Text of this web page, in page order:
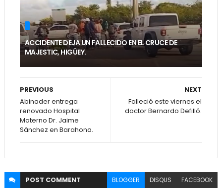
ACCIDENTE DEJA UN FALLECIDO EN EL CRUCE DE
MAJESTIC, HIGÜEY.
NEXT
Falleció este viernes el
doctor Bernardo Defilló.
PREVIOUS
Abinader entrega
renovado Hospital
Materno Dr. Jaime
Sánchez en Barahona.
POST COMMENT BLOGGER DISQUS FACEBOOK